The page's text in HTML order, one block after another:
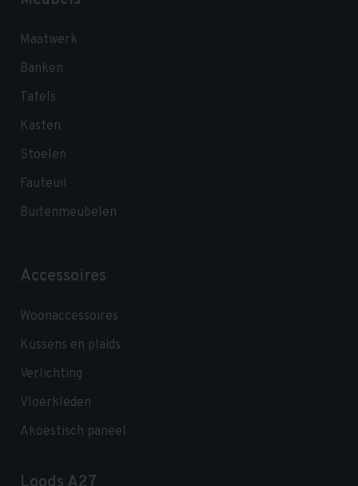
Maatwerk
Banken
Tafels
Kasten
Stoelen
Fauteuil
Buitenmeubelen
Accessoires
Woonaccessoires
Kussens en plaids
Verlichting
Vloerkleden
Akoestisch paneel